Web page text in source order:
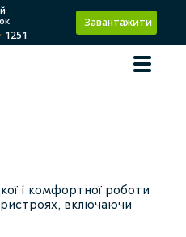
1251
Завантажити
і комфортної роботи
включаючи